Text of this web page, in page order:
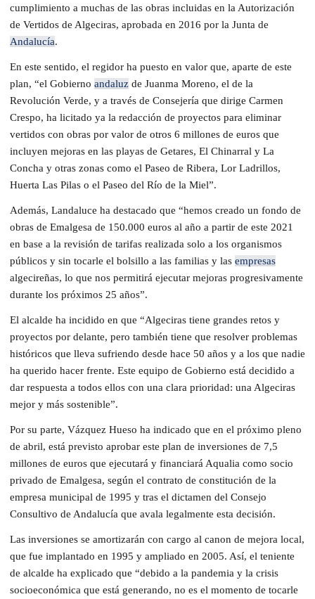
cumplimiento a muchas de las obras incluidas en la Autorización
de Vertidos de Algeciras, aprobada en 2016 por la Junta de
Andalucía.
En este sentido, el regidor ha puesto en valor que, aparte de este
plan, “el Gobierno andaluz de Juanma Moreno, el de la
Revolución Verde, y a través de Consejería que dirige Carmen
Crespo, ha licitado ya la redacción de proyectos para eliminar
vertidos con obras por valor de otros 6 millones de euros que
incluyen mejoras en las playas de Getares, El Chinarral y La
Concha y otras zonas como el Paseo de Ribera, Lor Ladrillos,
Huerta Las Pilas o el Paseo del Río de la Miel”.
Además, Landaluce ha destacado que “hemos creado un fondo de
obras de Emalgesa de 150.000 euros al año a partir de este 2021
en base a la revisión de tarifas realizada solo a los organismos
públicos y sin tocarle el bolsillo a las familias y las empresas
algecireñas, lo que nos permitirá ejecutar mejoras progresivamente
durante los próximos 25 años”.
El alcalde ha incidido en que “Algeciras tiene grandes retos y
proyectos por delante, pero también tiene que resolver problemas
históricos que lleva sufriendo desde hace 50 años y a los que nadie
ha querido hacer frente. Este equipo de Gobierno está decidido a
dar respuesta a todos ellos con una clara prioridad: una Algeciras
mejor y más sostenible”.
Por su parte, Vázquez Hueso ha indicado que en el próximo pleno
de abril, está previsto aprobar este plan de inversiones de 7,5
millones de euros que ejecutará y financiará Aqualia como socio
privado de Emalgesa, según el contrato de constitución de la
empresa municipal de 1995 y tras el dictamen del Consejo
Consultivo de Andalucía que avala legalmente esta decisión.
Las inversiones se amortizarán con cargo al canon de mejora local,
que fue implantado en 1995 y ampliado en 2005. Así, el teniente
de alcalde ha explicado que “debido a la pandemia y la crisis
socioeconómica que está generando, no es el momento de tocarle